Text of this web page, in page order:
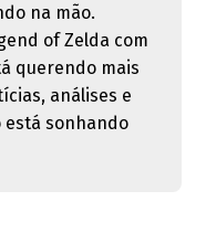
na mão.
of Zelda com
querendo mais
análises e
está sonhando